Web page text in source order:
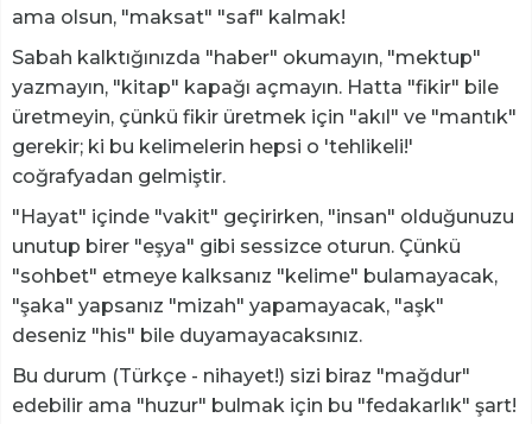
ama olsun, "maksat" "saf" kalmak!
​Sabah kalktığınızda "haber" okumayın, "mektup"
yazmayın, "kitap" kapağı açmayın. Hatta "fikir" bile
üretmeyin, çünkü fikir üretmek için "akıl" ve "mantık"
gerekir; ki bu kelimelerin hepsi o 'tehlikeli!'
coğrafyadan gelmiştir.
"​Hayat" içinde "vakit" geçirirken, "insan" olduğunuzu
unutup birer "eşya" gibi sessizce oturun. Çünkü
"sohbet" etmeye kalksanız "kelime" bulamayacak,
"şaka" yapsanız "mizah" yapamayacak, "aşk"
deseniz "his" bile duyamayacaksınız.
​Bu durum (Türkçe - nihayet!) sizi biraz "mağdur"
edebilir ama "huzur" bulmak için bu "fedakarlık" şart!